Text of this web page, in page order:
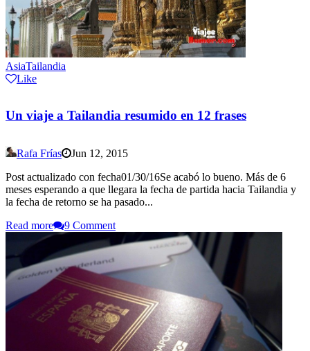
AsiaTailandia
Like
Un viaje a Tailandia resumido en 12 frases
Rafa Frías
Jun 12, 2015
Post actualizado con fecha01/30/16Se acabó lo bueno. Más de 6
meses esperando a que llegara la fecha de partida hacia Tailandia y
la fecha de retorno se ha pasado...
Read more
9 Comment